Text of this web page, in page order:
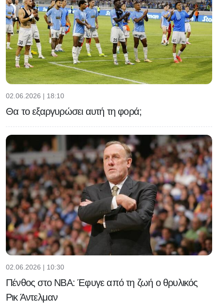
02.06.2026 | 18:10
Θα το εξαργυρώσει αυτή τη φορά;
02.06.2026 | 10:30
Πένθος στο NBA: Έφυγε από τη ζωή ο θρυλικός
Ρικ Άντελμαν